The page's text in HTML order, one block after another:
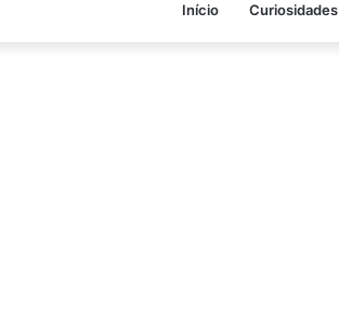
Início Curiosidades